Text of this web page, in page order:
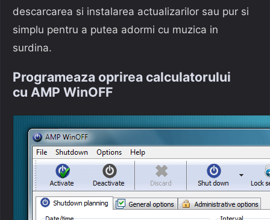
descarcarea si instalarea actualizarilor sau pur si
simplu pentru a putea adormi cu muzica in
surdina.
Programeaza oprirea calculatorului
cu AMP WinOFF